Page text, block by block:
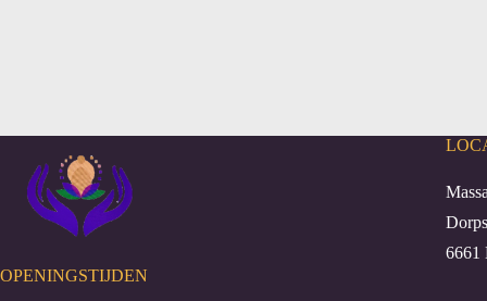
OPENINGSTIJDEN
6661